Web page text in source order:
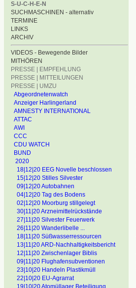
S-U-C-H-E-N
SUCHMASCHINEN - alternativ
TERMINE
LINKS
ARCHIV
VIDEOS - Bewegende Bilder
MITHÖREN
PRESSE | EMPFEHLUNG
PRESSE | MITTEILUNGEN
PRESSE | UMZU
Abgeordnetenwatch
Anzeiger Harlingerland
AMNESTY INTERNATIONAL
ATTAC
AWI
CCC
CDU WATCH
BUND
2020
18|12|20 EEG Novelle beschlossen
15|12|20 Stilles Silvester
09|12|20 Autobahnen
04|12|20 Tag des Bodens
02|12|20 Moorburg stillgelegt
30|11|20 Arzneimittelrückstände
27|11|20 Silvester Feuerwerk
26|11|20 Wanderlibelle ...
18|11|20 Süßwasserressourcen
13|11|20 ARD-Nachhaltigkeitsbericht
12|11|20 Zwischenlager Biblis
09|11|20 Flughafensubventionen
23|10|20 Handeln Plastikmüll
22|10|20 EU-Agrarrat
19|10|20 Atomüllager Beteiligung